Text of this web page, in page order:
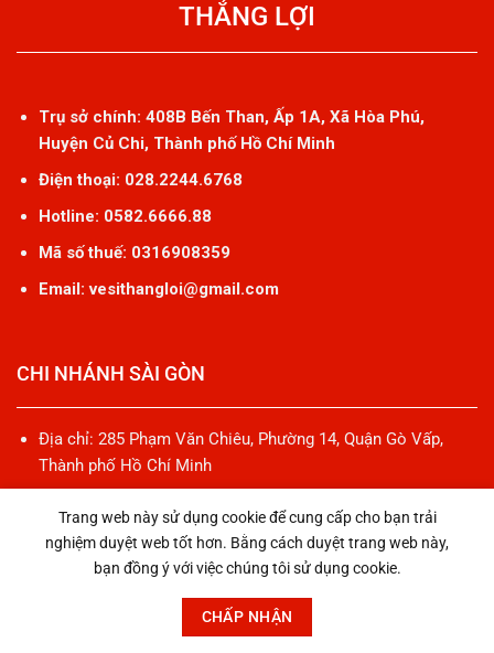
THẮNG LỢI
Trụ sở chính: 408B Bến Than, Ấp 1A, Xã Hòa Phú,
Huyện Củ Chi, Thành phố Hồ Chí Minh
Điện thoại: 028.2244.6768
Hotline: 0582.6666.88
Mã số thuế: 0316908359
Email: vesithangloi@gmail.com
CHI NHÁNH SÀI GÒN
Địa chỉ: 285 Phạm Văn Chiêu, Phường 14, Quận Gò Vấp,
Thành phố Hồ Chí Minh
Email: vesithangloi@gmail.com
CHI NHÁNH BÌNH DƯƠNG
Trang web này sử dụng cookie để cung cấp cho bạn trải
nghiệm duyệt web tốt hơn. Bằng cách duyệt trang web này,
bạn đồng ý với việc chúng tôi sử dụng cookie.
CHẤP NHẬN